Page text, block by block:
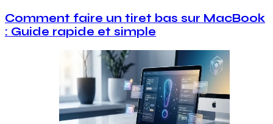
Comment faire un tiret bas sur MacBook
: Guide rapide et simple